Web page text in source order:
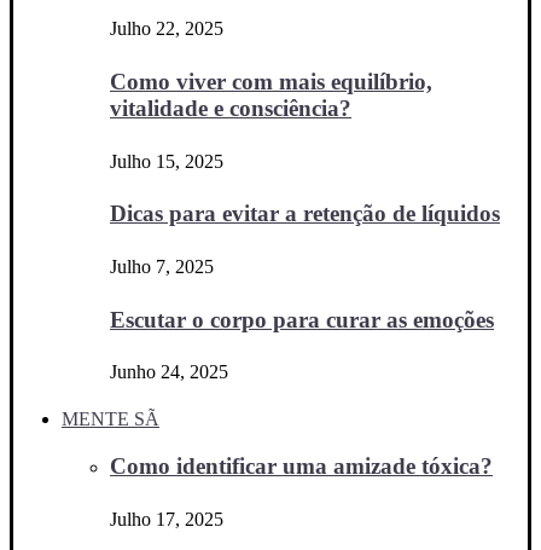
Julho 22, 2025
Como viver com mais equilíbrio,
vitalidade e consciência?
Julho 15, 2025
Dicas para evitar a retenção de líquidos
Julho 7, 2025
Escutar o corpo para curar as emoções
Junho 24, 2025
MENTE SÃ
Como identificar uma amizade tóxica?
Julho 17, 2025